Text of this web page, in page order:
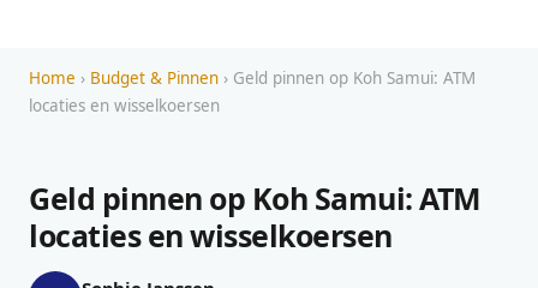
Home › Budget & Pinnen › Geld pinnen op Koh Samui: ATM
locaties en wisselkoersen
Geld pinnen op Koh Samui: ATM
locaties en wisselkoersen